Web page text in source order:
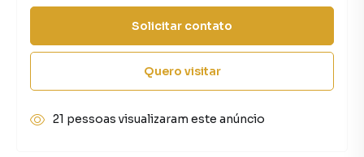
Solicitar contato
Quero visitar
21 pessoas visualizaram este anúncio